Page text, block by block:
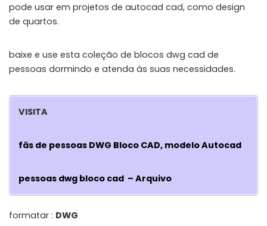
pode usar em projetos de autocad cad, como design
de quartos.
baixe e use esta coleção de blocos dwg cad de
pessoas dormindo e atenda às suas necessidades.
VISITA
fãs de pessoas DWG Bloco CAD, modelo Autocad
pessoas dwg bloco cad – Arquivo
formatar : DWG